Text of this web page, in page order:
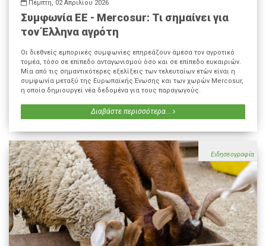
Πέμπτη, 02 Απριλίου 2026
Συμφωνία ΕΕ - Mercosur: Τι σημαίνει για
τον Έλληνα αγρότη
Οι διεθνείς εμπορικές συμφωνίες επηρεάζουν άμεσα τον αγροτικό
τομέα, τόσο σε επίπεδο ανταγωνισμού όσο και σε επίπεδο ευκαιριών.
Μία από τις σημαντικότερες εξελίξεις των τελευταίων ετών είναι η
συμφωνία μεταξύ της Ευρωπαϊκής Ένωσης και των χωρών Mercosur,
η οποία δημιουργεί νέα δεδομένα για τους παραγωγούς.
Διαβάστε περισσότερα...
Ειδησεογραφία